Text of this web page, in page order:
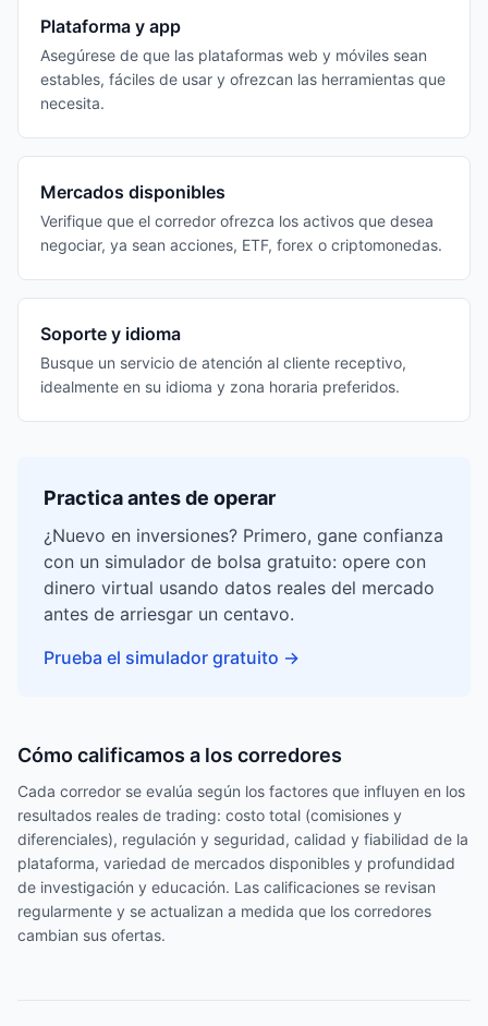
Plataforma y app
Asegúrese de que las plataformas web y móviles sean
estables, fáciles de usar y ofrezcan las herramientas que
necesita.
Mercados disponibles
Verifique que el corredor ofrezca los activos que desea
negociar, ya sean acciones, ETF, forex o criptomonedas.
Soporte y idioma
Busque un servicio de atención al cliente receptivo,
idealmente en su idioma y zona horaria preferidos.
Practica antes de operar
¿Nuevo en inversiones? Primero, gane confianza
con un simulador de bolsa gratuito: opere con
dinero virtual usando datos reales del mercado
antes de arriesgar un centavo.
Prueba el simulador gratuito →
Cómo calificamos a los corredores
Cada corredor se evalúa según los factores que influyen en los
resultados reales de trading: costo total (comisiones y
diferenciales), regulación y seguridad, calidad y fiabilidad de la
plataforma, variedad de mercados disponibles y profundidad
de investigación y educación. Las calificaciones se revisan
regularmente y se actualizan a medida que los corredores
cambian sus ofertas.